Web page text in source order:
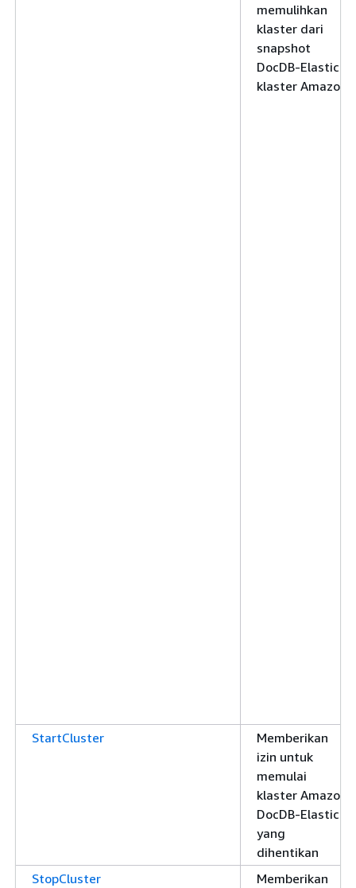
memulihkan
klaster dari
snapshot
DocDB-Elastic
klaster Amazon
StartCluster
Memberikan
izin untuk
memulai
klaster Amazon
DocDB-Elastic
yang
dihentikan
StopCluster
Memberikan